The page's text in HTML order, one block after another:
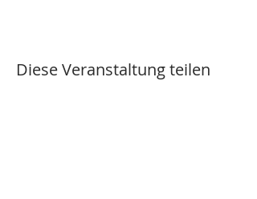
Diese Veranstaltung teilen